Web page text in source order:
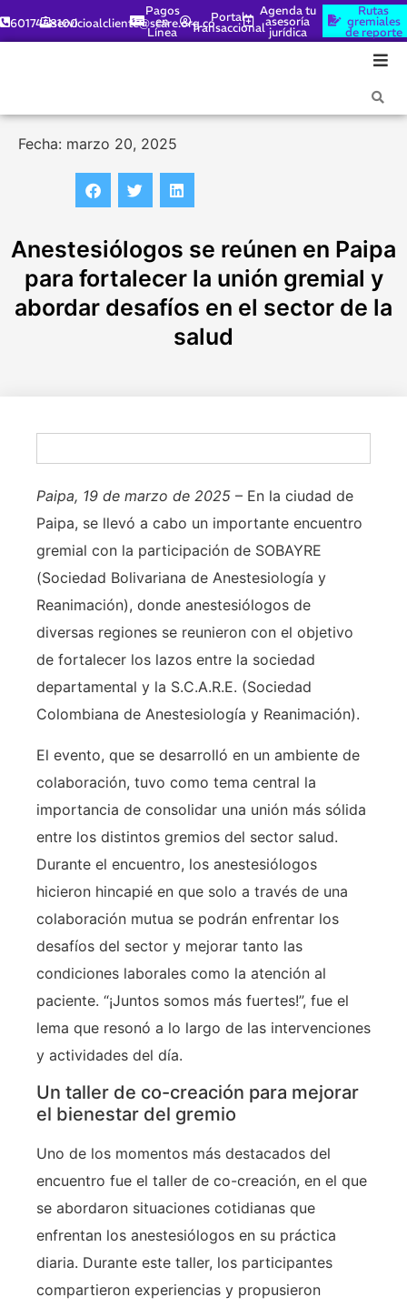
6017448100servicioalcliente@scare.org.co
Pagos
en
Línea
Portal
Transaccional
Agenda tu
asesoría
jurídica
Rutas
gremiales
de reporte
Fecha: marzo 20, 2025
Anestesiólogos se reúnen en Paipa
para fortalecer la unión gremial y
abordar desafíos en el sector de la
salud
Paipa, 19 de marzo de 2025 – En la ciudad de
Paipa, se llevó a cabo un importante encuentro
gremial con la participación de SOBAYRE
(Sociedad Bolivariana de Anestesiología y
Reanimación), donde anestesiólogos de
diversas regiones se reunieron con el objetivo
de fortalecer los lazos entre la sociedad
departamental y la S.C.A.R.E. (Sociedad
Colombiana de Anestesiología y Reanimación).
El evento, que se desarrolló en un ambiente de
colaboración, tuvo como tema central la
importancia de consolidar una unión más sólida
entre los distintos gremios del sector salud.
Durante el encuentro, los anestesiólogos
hicieron hincapié en que solo a través de una
colaboración mutua se podrán enfrentar los
desafíos del sector y mejorar tanto las
condiciones laborales como la atención al
paciente. “¡Juntos somos más fuertes!”, fue el
lema que resonó a lo largo de las intervenciones
y actividades del día.
Un taller de co-creación para mejorar
el bienestar del gremio
Uno de los momentos más destacados del
encuentro fue el taller de co-creación, en el que
se abordaron situaciones cotidianas que
enfrentan los anestesiólogos en su práctica
diaria. Durante este taller, los participantes
compartieron experiencias y propusieron